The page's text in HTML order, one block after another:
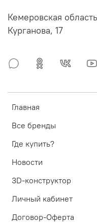
Главная
Все бренды
Где купить?
Новости
3D-конструктор
Личный кабинет
Договор-Оферта
Кемеровская
Курганова, 17